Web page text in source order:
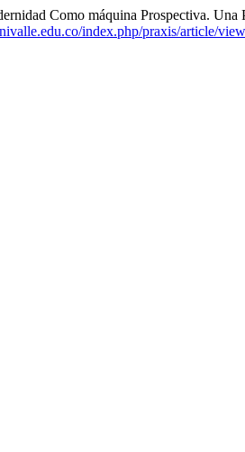
Como máquina Prospectiva.
index.php/praxis/article/